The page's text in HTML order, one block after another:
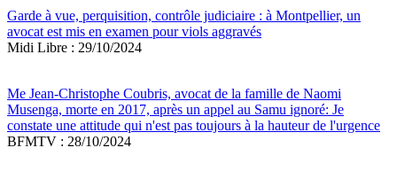
Garde à vue, perquisition, contrôle judiciaire : à Montpellier, un
avocat est mis en examen pour viols aggravés
Midi Libre : 29/10/2024
Me Jean-Christophe Coubris, avocat de la famille de Naomi
Musenga, morte en 2017, après un appel au Samu ignoré: Je
constate une attitude qui n'est pas toujours à la hauteur de l'urgence
BFMTV : 28/10/2024